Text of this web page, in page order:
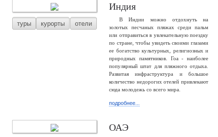
туры курорты отели
Индия
В Индии можно отдохнуть на
золотых песчаных пляжах среди пальм
или отправиться в увлекательную поездку
по стране, чтобы увидеть своими глазами
ее богатство культурных, религиозных и
природных памятников. Гоа - наиболее
популярный штат для пляжного отдыха.
Развитая инфраструктура и большое
количество недорогих отелей привлекают
сюда молодежь со всего мира.
подробнее...
ОАЭ